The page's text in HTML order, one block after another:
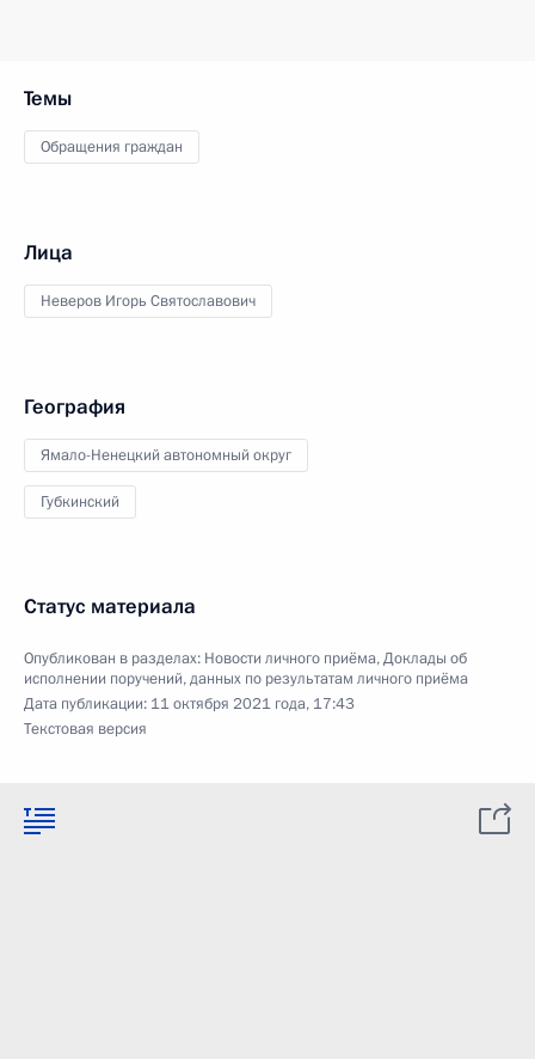
Темы
Обращения граждан
Лица
Неверов Игорь Святославович
География
Ямало-Ненецкий автономный округ
Губкинский
Статус материала
Опубликован в разделах: Новости личного приёма,Доклады об
исполнении поручений, данных по результатам личного приёма
Дата публикации: 11 октября 2021 года, 17:43
Текстовая версия